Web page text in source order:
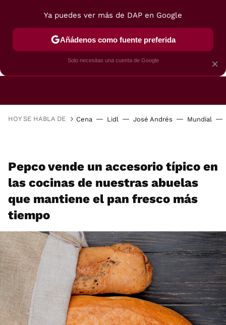
FREIDORAS DE AIRE GUÍAS DE
HOY SE HABLA DE Cena Lidl José Andrés Mundial
Pepco vende un accesorio típico en
las cocinas de nuestras abuelas
que mantiene el pan fresco más
tiempo
×
Ya puedes ver más de DAP en Google
Añádenos como fuente preferida
Solo necesitas una cuenta de Google